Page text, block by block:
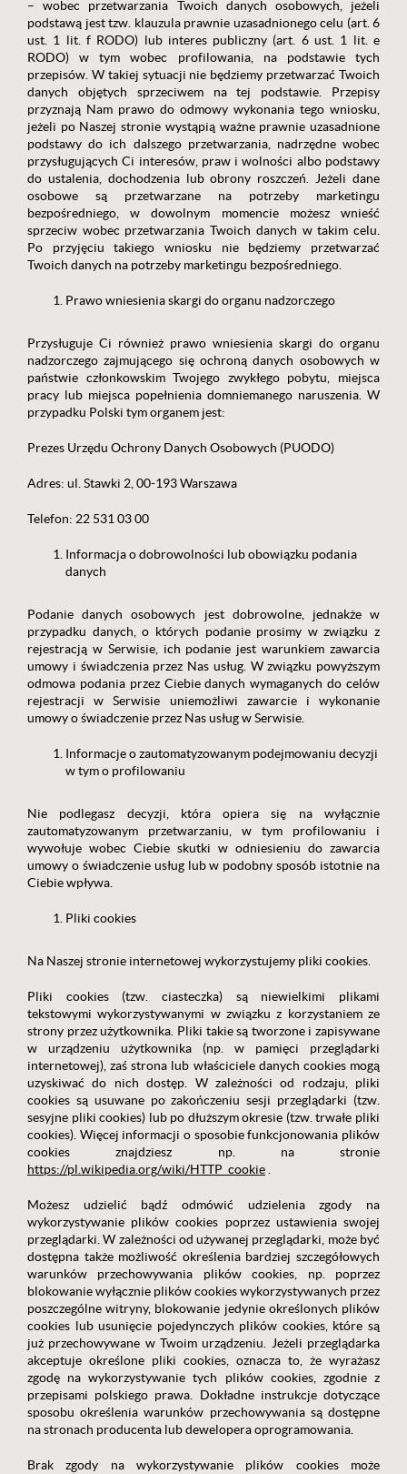
– wobec przetwarzania Twoich danych osobowych, jeżeli
podstawą jest tzw. klauzula prawnie uzasadnionego celu (art. 6
ust. 1 lit. f RODO) lub interes publiczny (art. 6 ust. 1 lit. e
RODO) w tym wobec profilowania, na podstawie tych
przepisów. W takiej sytuacji nie będziemy przetwarzać Twoich
danych objętych sprzeciwem na tej podstawie. Przepisy
przyznają Nam prawo do odmowy wykonania tego wniosku,
jeżeli po Naszej stronie wystąpią ważne prawnie uzasadnione
podstawy do ich dalszego przetwarzania, nadrzędne wobec
przysługujących Ci interesów, praw i wolności albo podstawy
do ustalenia, dochodzenia lub obrony roszczeń. Jeżeli dane
osobowe są przetwarzane na potrzeby marketingu
bezpośredniego, w dowolnym momencie możesz wnieść
sprzeciw wobec przetwarzania Twoich danych w takim celu.
Po przyjęciu takiego wniosku nie będziemy przetwarzać
Twoich danych na potrzeby marketingu bezpośredniego.
Prawo wniesienia skargi do organu nadzorczego
Przysługuje Ci również prawo wniesienia skargi do organu
nadzorczego zajmującego się ochroną danych osobowych w
państwie członkowskim Twojego zwykłego pobytu, miejsca
pracy lub miejsca popełnienia domniemanego naruszenia. W
przypadku Polski tym organem jest:
Prezes Urzędu Ochrony Danych Osobowych (PUODO)
Adres: ul. Stawki 2, 00-193 Warszawa
Telefon: 22 531 03 00
Informacja o dobrowolności lub obowiązku podania
danych
Podanie danych osobowych jest dobrowolne, jednakże w
przypadku danych, o których podanie prosimy w związku z
rejestracją w Serwisie, ich podanie jest warunkiem zawarcia
umowy i świadczenia przez Nas usług. W związku powyższym
odmowa podania przez Ciebie danych wymaganych do celów
rejestracji w Serwisie uniemożliwi zawarcie i wykonanie
umowy o świadczenie przez Nas usług w Serwisie.
Informacje o zautomatyzowanym podejmowaniu decyzji
w tym o profilowaniu
Nie podlegasz decyzji, która opiera się na wyłącznie
zautomatyzowanym przetwarzaniu, w tym profilowaniu i
wywołuje wobec Ciebie skutki w odniesieniu do zawarcia
umowy o świadczenie usług lub w podobny sposób istotnie na
Ciebie wpływa.
Pliki cookies
Na Naszej stronie internetowej wykorzystujemy pliki cookies.
Pliki cookies (tzw. ciasteczka) są niewielkimi plikami
tekstowymi wykorzystywanymi w związku z korzystaniem ze
strony przez użytkownika. Pliki takie są tworzone i zapisywane
w urządzeniu użytkownika (np. w pamięci przeglądarki
internetowej), zaś strona lub właściciele danych cookies mogą
uzyskiwać do nich dostęp. W zależności od rodzaju, pliki
cookies są usuwane po zakończeniu sesji przeglądarki (tzw.
sesyjne pliki cookies) lub po dłuższym okresie (tzw. trwałe pliki
cookies). Więcej informacji o sposobie funkcjonowania plików
cookies znajdziesz np. na stronie
https://pl.wikipedia.org/wiki/HTTP_cookie.
Możesz udzielić bądź odmówić udzielenia zgody na
wykorzystywanie plików cookies poprzez ustawienia swojej
przeglądarki. W zależności od używanej przeglądarki, może być
dostępna także możliwość określenia bardziej szczegółowych
warunków przechowywania plików cookies, np. poprzez
blokowanie wyłącznie plików cookies wykorzystywanych przez
poszczególne witryny, blokowanie jedynie określonych plików
cookies lub usunięcie pojedynczych plików cookies, które są
już przechowywane w Twoim urządzeniu. Jeżeli przeglądarka
akceptuje określone pliki cookies, oznacza to, że wyrażasz
zgodę na wykorzystywanie tych plików cookies, zgodnie z
przepisami polskiego prawa. Dokładne instrukcje dotyczące
sposobu określenia warunków przechowywania są dostępne
na stronach producenta lub dewelopera oprogramowania.
Brak zgody na wykorzystywanie plików cookies może